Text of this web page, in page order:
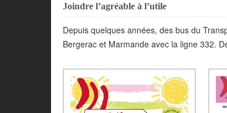
Joindre l’agréable à l’utile
Depuis quelques années, des bus du
Bergerac et Marmande avec la ligne 332.